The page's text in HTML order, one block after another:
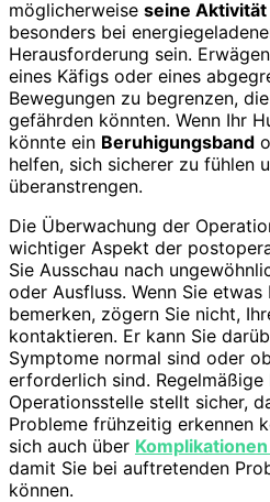
möglicherweise seine
besonders bei
Herausforderung sein.
eines Käfigs oder eines
Bewegungen zu begrenzen,
gefährden könnten. Wenn Ihr
könnte ein Beruhigungsband
helfen, sich sicherer zu fühlen
überanstrengen.
Die Überwachung der
wichtiger Aspekt der
Sie Ausschau nach
oder Ausfluss. Wenn Sie etwas
bemerken, zögern Sie nicht,
kontaktieren. Er kann Sie
Symptome normal sind oder
erforderlich sind. Regelmäßige
Operationsstelle stellt sicher,
Probleme frühzeitig erkennen
sich auch über
damit Sie bei auftretenden
können.